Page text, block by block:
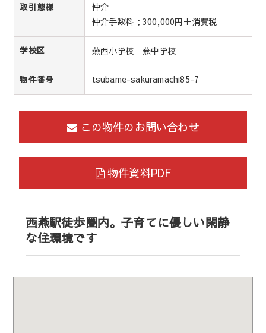
取引態様
仲介
仲介手数料：300,000円＋消費税
学校区 燕西小学校 燕中学校
物件番号 tsubame-sakuramachi85-7
この物件のお問い合わせ
物件資料PDF
西燕駅徒歩圏内。子育てに優しい閑静
な住環境です